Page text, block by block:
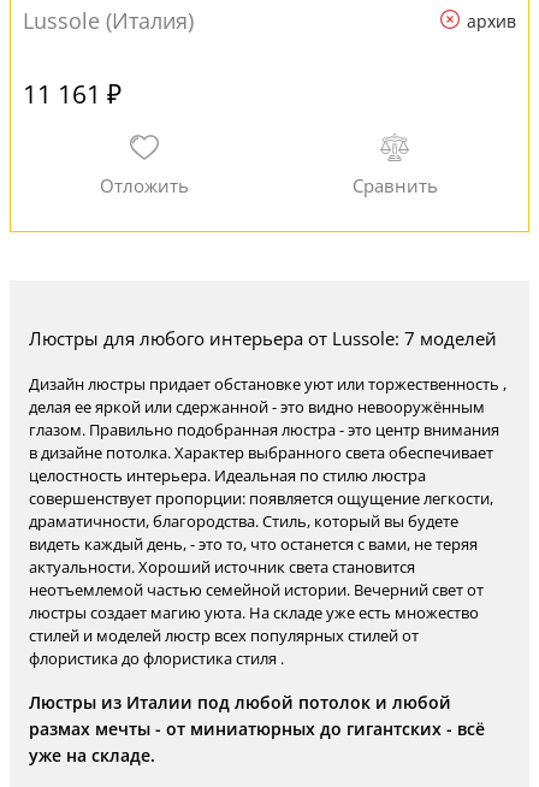
Lussole (Италия) архив
11 161 ₽
Люстры для любого интерьера от Lussole: 7 моделей
Дизайн люстры придает обстановке уют или торжественность ,
делая ее яркой или сдержанной - это видно невооружённым
глазом. Правильно подобранная люстра - это центр внимания
в дизайне потолка. Характер выбранного света обеспечивает
целостность интерьера. Идеальная по стилю люстра
совершенствует пропорции: появляется ощущение легкости,
драматичности, благородства. Стиль, который вы будете
видеть каждый день, - это то, что останется с вами, не теряя
актуальности. Хороший источник света становится
неотъемлемой частью семейной истории. Вечерний свет от
люстры создает магию уюта. На складе уже есть множество
стилей и моделей люстр всех популярных стилей от
флористика до флористика стиля .
Люстры из Италии под любой потолок и любой
размах мечты - от миниатюрных до гигантских - всё
уже на складе.